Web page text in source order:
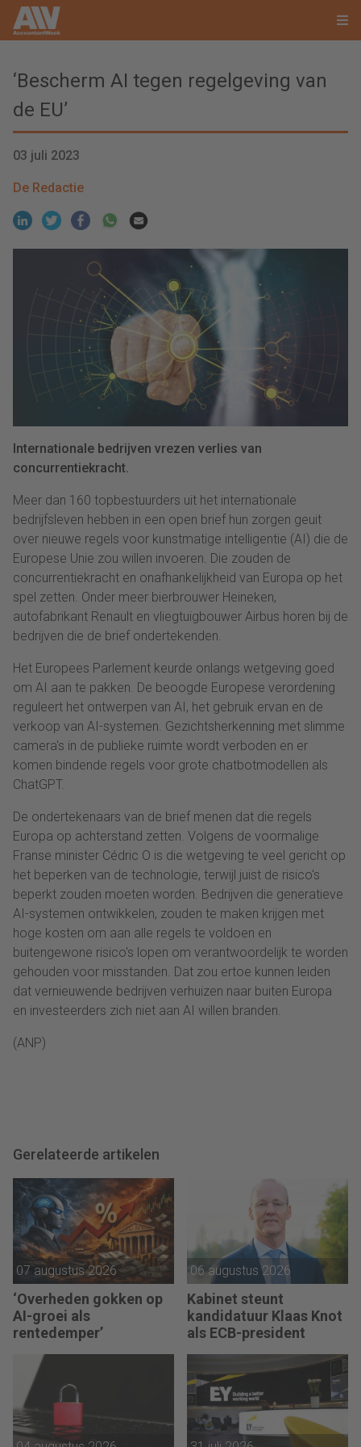
‘Bescherm AI tegen regelgeving van
de EU’
03 juli 2023
De Redactie
Internationale bedrijven vrezen verlies van
concurrentiekracht.
Meer dan 160 topbestuurders uit het internationale
bedrijfsleven hebben in een open brief hun zorgen geuit
over nieuwe regels voor kunstmatige intelligentie (AI) die de
Europese Unie zou willen invoeren. Die zouden de
concurrentiekracht en onafhankelijkheid van Europa op het
spel zetten. Onder meer bierbrouwer Heineken,
autofabrikant Renault en vliegtuigbouwer Airbus horen bij de
bedrijven die de brief ondertekenden.
Het Europees Parlement keurde onlangs wetgeving goed
om AI aan te pakken. De beoogde Europese verordening
reguleert het ontwerpen van AI, het gebruik ervan en de
verkoop van AI-systemen. Gezichtsherkenning met slimme
camera's in de publieke ruimte wordt verboden en er
komen bindende regels voor grote chatbotmodellen als
ChatGPT.
De ondertekenaars van de brief menen dat die regels
Europa op achterstand zetten. Volgens de voormalige
Franse minister Cédric O is die wetgeving te veel gericht op
het beperken van de technologie, terwijl juist de risico's
beperkt zouden moeten worden. Bedrijven die generatieve
AI-systemen ontwikkelen, zouden te maken krijgen met
hoge kosten om aan alle regels te voldoen en
buitengewone risico's lopen om verantwoordelijk te worden
gehouden voor misstanden. Dat zou ertoe kunnen leiden
dat vernieuwende bedrijven verhuizen naar buiten Europa
en investeerders zich niet aan AI willen branden.
(ANP)
Gerelateerde artikelen
07 augustus 2026
‘Overheden gokken op
AI-groei als
rentedemper’
06 augustus 2026
Kabinet steunt
kandidatuur Klaas Knot
als ECB-president